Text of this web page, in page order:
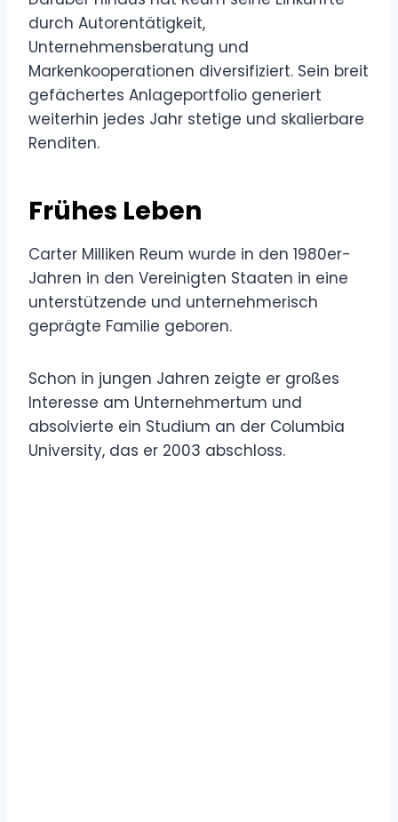
durch Autorentätigkeit,
Unternehmensberatung und
Markenkooperationen diversifiziert. Sein breit
gefächertes Anlageportfolio generiert
weiterhin jedes Jahr stetige und skalierbare
Renditen.
Frühes Leben
Carter Milliken Reum wurde in den 1980er-
Jahren in den Vereinigten Staaten in eine
unterstützende und unternehmerisch
geprägte Familie geboren.
Schon in jungen Jahren zeigte er großes
Interesse am Unternehmertum und
absolvierte ein Studium an der Columbia
University, das er 2003 abschloss.